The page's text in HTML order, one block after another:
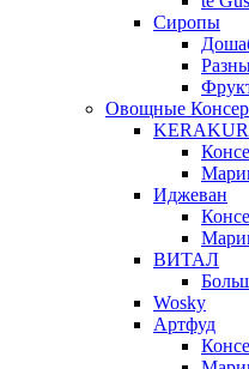
Сиропы
Овощные
KERAKUR
Иджеван
ВИТАЛ
Wosky
Артфуд